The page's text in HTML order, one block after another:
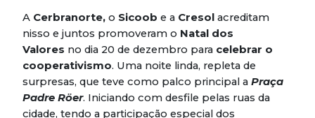
A Cerbranorte, o Sicoob e a Cresol acreditam
nisso e juntos promoveram o Natal dos
Valores no dia 20 de dezembro para celebrar o
cooperativismo. Uma noite linda, repleta de
surpresas, que teve como palco principal a Praça
Padre Röer. Iniciando com desfile pelas ruas da
cidade, tendo a participação especial dos